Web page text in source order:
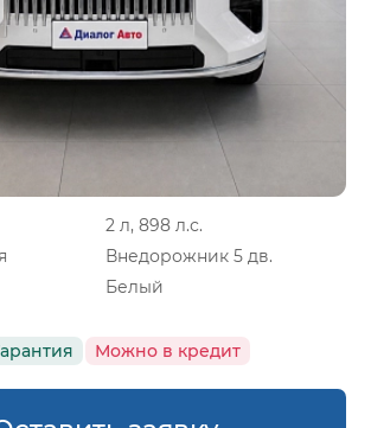
2 л, 898 л.с.
Внедорожник 5 дв.
Белый
Можно в кредит